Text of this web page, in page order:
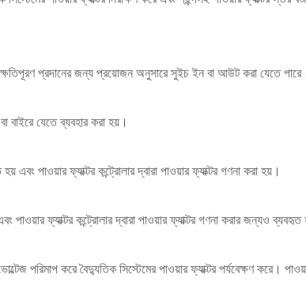
ক্ষতিপূরণ প্রদানের জন্য প্রয়োজন অনুসারে সুইচ ইন বা আউট করা যেতে পারে।
বাইরে যেতে ব্যবহার করা হয়।
এবং পাওয়ার ফ্যাক্টর কন্ট্রোলার দ্বারা পাওয়ার ফ্যাক্টর গণনা করা হয়।
ফ্যাক্টর কন্ট্রোলার দ্বারা পাওয়ার ফ্যাক্টর গণনা করার জন্যও
পরিমাপ করে বৈদ্যুতিক সিস্টেমের পাওয়ার ফ্যাক্টর পর্যবেক্ষণ করে।